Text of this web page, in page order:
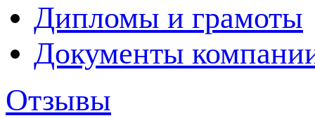
Дипломы и грамоты
Документы
Отзывы